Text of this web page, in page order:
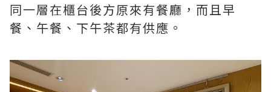
同一層在櫃台後方原來有餐廳，而且早
餐、午餐、下午茶都有供應。